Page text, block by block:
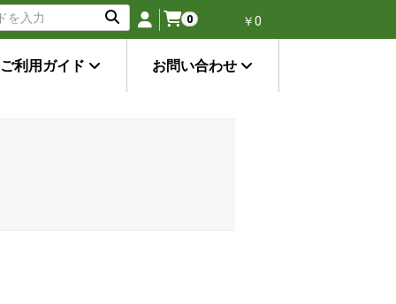
0 ￥0
ご利用ガイド お問い合わせ